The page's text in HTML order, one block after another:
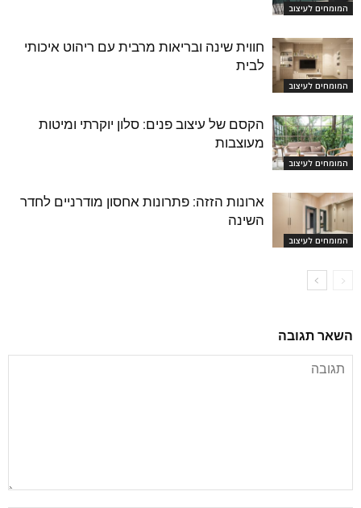
המומחים לעיצוב
המומחים לעיצוב
חווית שינה ובריאות מרבית עם ריהוט איכותי
לבית
המומחים לעיצוב
הקסם של עיצוב פנים: סלון יוקרתי ומיטות
מעוצבות
המומחים לעיצוב
ארונות הזזה: פתרונות אחסון מודרניים לחדר
השינה
השאר תגובה